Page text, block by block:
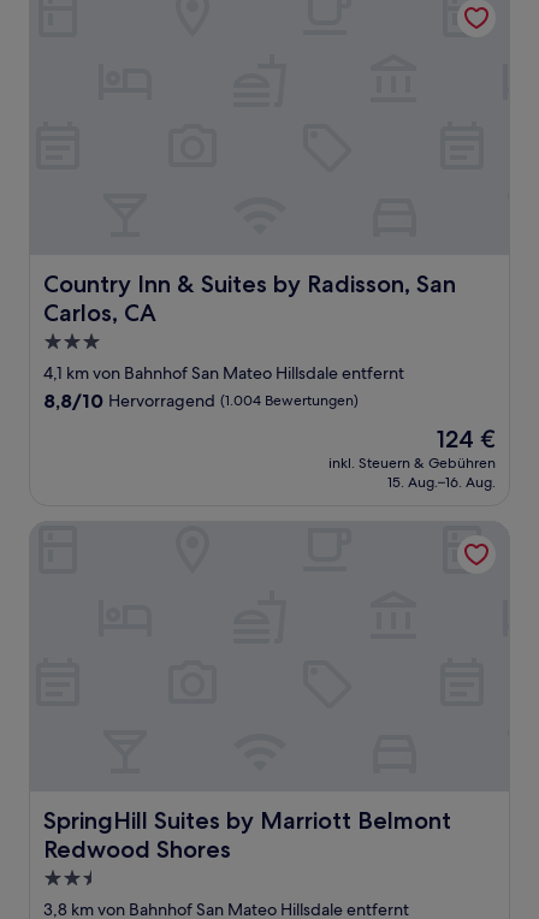
Country Inn & Suites by Radisson, San
Carlos, CA
Country Inn & Suites by Radisson, San Carlos, CA
3.0-
Sterne-
Unterkunft
4,1 km von Bahnhof San Mateo Hillsdale entfernt
8.8
8,8/10 Hervorragend (1.004 Bewertungen)
Der
Preis
beträgt
124 €
inkl. Steuern & Gebühren
15. Aug.–16. Aug.
SpringHill Suites by Marriott Belmont
Redwood Shores
SpringHill Suites by Marriott Belmont Redwood Shores
2.5-
Sterne-
3,8 km von Bahnhof San Mateo Hillsdale entfernt
SpringHill Suites by Marriott Belmont Redwood Shores